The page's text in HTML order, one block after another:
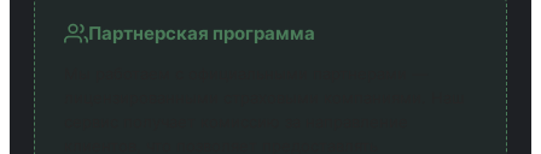
Партнерская программа